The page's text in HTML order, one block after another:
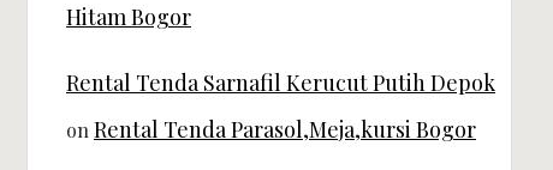
Hitam Bogor
Rental Tenda Sarnafil Kerucut Putih Depok
on Rental Tenda Parasol,Meja,kursi Bogor